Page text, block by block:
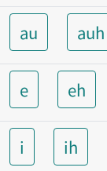
au auh
e eh
i ih